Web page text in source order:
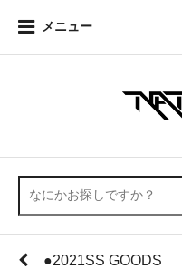
メニュー
●2021SS GOODS